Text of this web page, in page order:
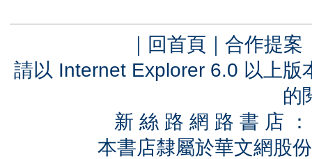
｜ 回首頁 ｜ 合作提案
請以 Internet Explorer 6.0 以上
的
新 絲 路 網 路 書 店
本書店隸屬於華文網股